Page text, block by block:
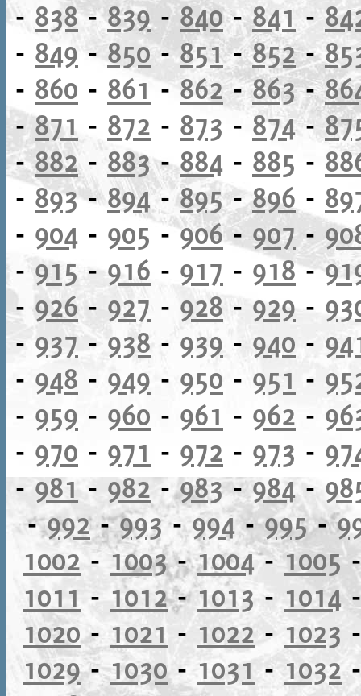
- 838-839-840-841-
- 849 -850-851-852-
- 860 - 861-862-863-
-871 - 872 - 873 - 874-
-882 -883-884 - 885 -
- 893-894-895-896 -
- 904 - 905 -906- 907-
-915 - 916 - 917 - 918-
-926- 927 - 928- 929 -
- 937-938 - 939 - 940 -
- 948 - 949 - 950 - 951 -
- 959 - 960 - 961 - 962 -
- 970 - 971 - 972 - 973 -
-981-982-983-984-
-992-993-994-995-
1002 -1003-1004-1005
1011 - 1012-1013- 1014
1020- 1021 - 1022 - 1023
1029-1030-1031 -1032